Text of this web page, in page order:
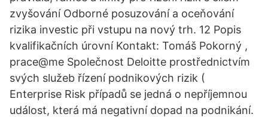
zvyšování Odborné posuzování a oceňování
rizika investic při vstupu na nový trh. 12 Popis
kvalifikačních úrovní Kontakt: Tomáš Pokorný ,
prace@me Společnost Deloitte prostřednictvím
svých služeb řízení podnikových rizik (
Enterprise Risk případů se jedná o nepříjemnou
událost, která má negativní dopad na podnikání.